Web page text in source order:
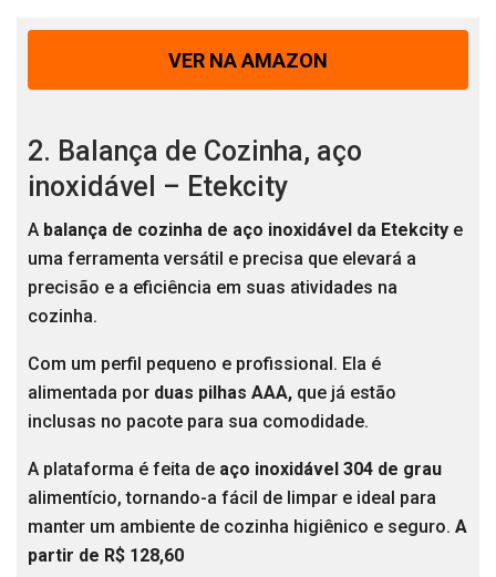
VER NA AMAZON
2. Balança de Cozinha, aço
inoxidável – Etekcity
A balança de cozinha de aço inoxidável da Etekcity e
uma ferramenta versátil e precisa que elevará a
precisão e a eficiência em suas atividades na
cozinha.
Com um perfil pequeno e profissional. Ela é
alimentada por duas pilhas AAA, que já estão
inclusas no pacote para sua comodidade.
A plataforma é feita de aço inoxidável 304 de grau
alimentício, tornando-a fácil de limpar e ideal para
manter um ambiente de cozinha higiênico e seguro. A
partir de R$ 128,60